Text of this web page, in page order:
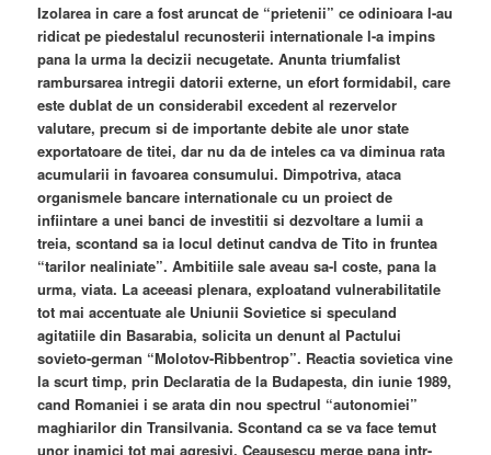
Izolarea in care a fost aruncat de “prietenii” ce odinioara l-au
ridicat pe piedestalul recunosterii internationale l-a impins
pana la urma la decizii necugetate. Anunta triumfalist
rambursarea intregii datorii externe, un efort formidabil, care
este dublat de un considerabil excedent al rezervelor
valutare, precum si de importante debite ale unor state
exportatoare de titei, dar nu da de inteles ca va diminua rata
acumularii in favoarea consumului. Dimpotriva, ataca
organismele bancare internationale cu un proiect de
infiintare a unei banci de investitii si dezvoltare a lumii a
treia, scontand sa ia locul detinut candva de Tito in fruntea
“tarilor nealiniate”. Ambitiile sale aveau sa-l coste, pana la
urma, viata. La aceeasi plenara, exploatand vulnerabilitatile
tot mai accentuate ale Uniunii Sovietice si speculand
agitatiile din Basarabia, solicita un denunt al Pactului
sovieto-german “Molotov-Ribbentrop”. Reactia sovietica vine
la scurt timp, prin Declaratia de la Budapesta, din iunie 1989,
cand Romaniei i se arata din nou spectrul “autonomiei”
maghiarilor din Transilvania. Scontand ca se va face temut
unor inamici tot mai agresivi, Ceausescu merge pana intr-